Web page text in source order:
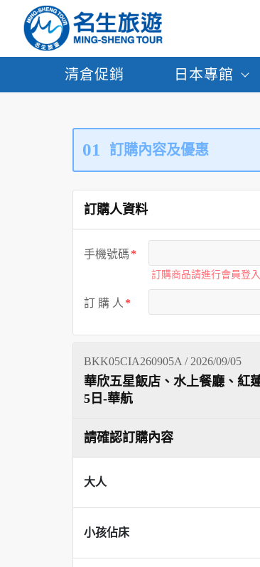
清倉促銷 日本專館
01 訂購內容及優惠
訂購人資料
手機號碼
訂購商品請進行會員登
訂 購 人
BKK05CIA260905A / 2026/09/05
華欣五星飯店、水上餐廳、紅
5日-華航
請確認訂購內容
大人
小孩佔床